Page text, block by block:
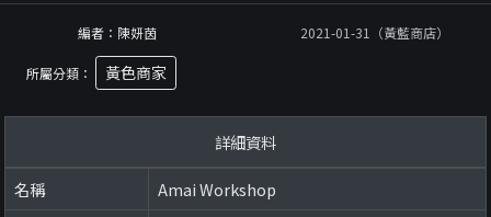
編者：陳妍茵 2021-01-31（黃藍商店）
所屬分類： 黃色商家
詳細資料
名稱
Amai Workshop